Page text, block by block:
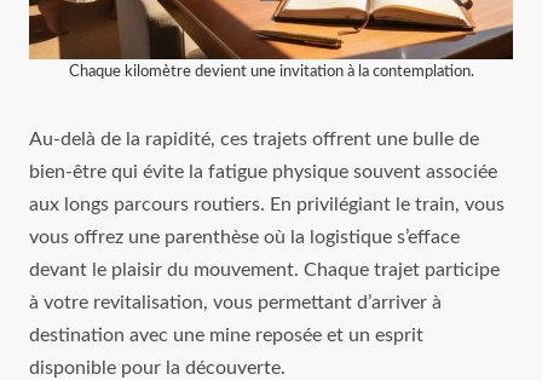
Chaque kilomètre devient une invitation à la contemplation.
Au-delà de la rapidité, ces trajets offrent une bulle de
bien-être qui évite la fatigue physique souvent associée
aux longs parcours routiers. En privilégiant le train, vous
vous offrez une parenthèse où la logistique s’efface
devant le plaisir du mouvement. Chaque trajet participe
à votre revitalisation, vous permettant d’arriver à
destination avec une mine reposée et un esprit
disponible pour la découverte.